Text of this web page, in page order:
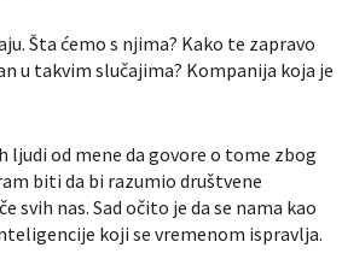
Šta ćemo s njima? Kako te zapravo
u takvim slučajima? Kompanija koja je
od mene da govore o tome zbog
biti da bi razumio društvene
nas. Sad očito je da se nama kao
koji se vremenom ispravlja.